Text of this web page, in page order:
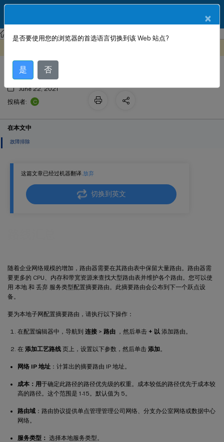
Citrix SD-WAN Citrix SD-WAN 11.2
这篇文章已经过机器翻译.放弃
切换到英文
随着企业网络规模的增加，路由器需要在其路由表中保留大量路由。路由器需
要更多的 CPU、内存和带宽资源来查找大型路由表并维护各个路由。您可以使
用 本地 和 丢弃 服务类型配置摘要路由。此摘要路由会公布到下一个跃点设
备。
要为本地子网配置摘要路由，请执行以下操作：
在配置编辑器中，导航到 连接 > 路由 ，然后单击 + 以 添加路由。
在 添加工艺路线 页上，设置以下参数，然后单击 添加。
网络 IP 地址 ：计算出的摘要路由 IP 地址。
成本：用于确定此路径的路径优先级的权重。成本较低的路径优先于成本较
高的路径。这个范围是 1-15。默认值为 5。
路由域 ：路由协议提供单点管理管理公司网络、分支办公室网络或数据中心
网络。
服务类型： 选择本地服务类型。
路线汇总
June 22, 2021
投稿者:
C
在本文中
故障排除
×
是否要使用您的浏览器的首选语言切换到该 Web 站点?
是 否